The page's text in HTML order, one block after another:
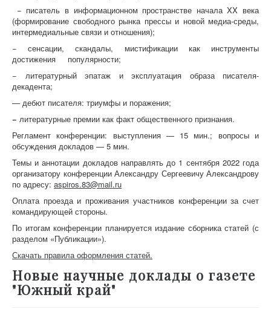
− писатель в информационном пространстве начала XX века
(формирование свободного рынка прессы и новой медиа-среды,
интермедиальные связи и отношения);
− сенсации, скандалы, мистификации как инструменты
достижения популярности;
− литературный эпатаж и эксплуатация образа писателя-
декадента;
— дебют писателя: триумфы и поражения;
− литературные премии как факт общественного признания.
Регламент конференции: выступления — 15 мин.; вопросы и
обсуждения докладов — 5 мин.
Темы и аннотации докладов направлять до 1 сентября 2022 года
организатору конференции Александру Сергеевичу Александрову
по адресу: aspiros.83@mail.ru
Оплата проезда и проживания участников конференции за счет
командирующей стороны.
По итогам конференции планируется издание сборника статей (с
разделом «Публикации»).
Скачать правила оформления статей.
Новые научные доклады о газете
"Южный край"